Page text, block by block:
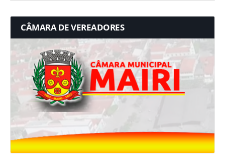
CÂMARA DE VEREADORES